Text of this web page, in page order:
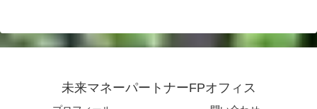
未来マネーパートナーFPオフィス